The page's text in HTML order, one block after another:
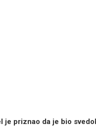
je priznao da je bio